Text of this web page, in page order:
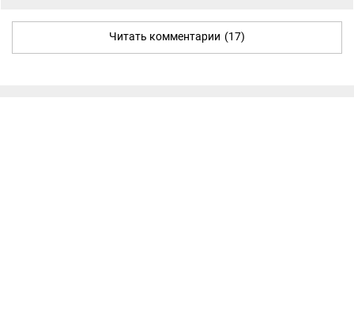
Читать комментарии (17)